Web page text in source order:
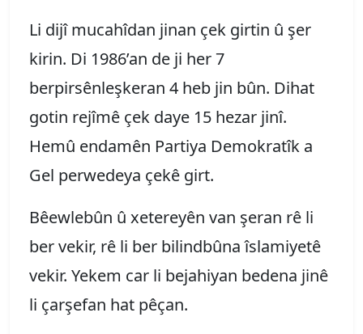
Li dijî mucahîdan jinan çek girtin û şer
kirin. Di 1986’an de ji her 7
berpirsênleşkeran 4 heb jin bûn. Dihat
gotin rejîmê çek daye 15 hezar jinî.
Hemû endamên Partiya Demokratîk a
Gel perwedeya çekê girt.
Bêewlebûn û xetereyên van şeran rê li
ber vekir, rê li ber bilindbûna îslamiyetê
vekir. Yekem car li bejahiyan bedena jinê
li çarşefan hat pêçan.